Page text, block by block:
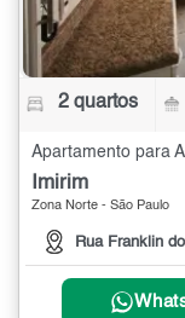
2 quartos
Apartamento para
Imirim
Zona Norte - São Paulo
Rua Franklin